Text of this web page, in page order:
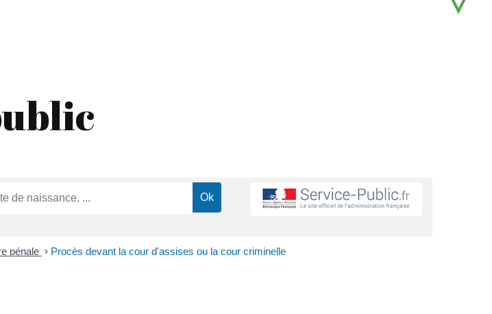
pénale > Procès devant la cour d'assises ou la cour criminelle